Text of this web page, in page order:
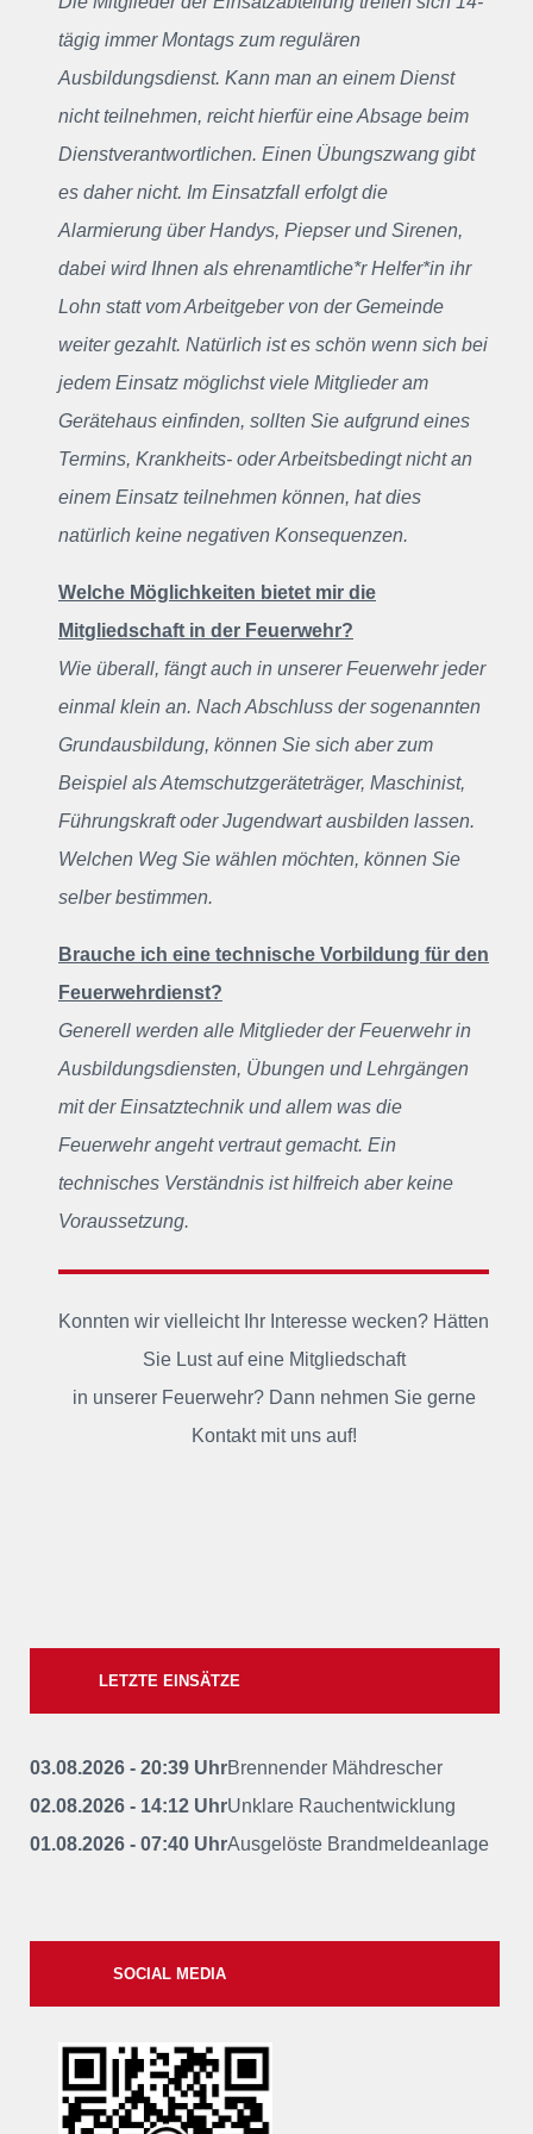
tägig immer Montags zum regulären
Ausbildungsdienst. Kann man an einem Dienst
nicht teilnehmen, reicht hierfür eine Absage beim
Dienstverantwortlichen. Einen Übungszwang gibt
es daher nicht. Im Einsatzfall erfolgt die
Alarmierung über Handys, Piepser und Sirenen,
dabei wird Ihnen als ehrenamtliche*r Helfer*in ihr
Lohn statt vom Arbeitgeber von der Gemeinde
weiter gezahlt. Natürlich ist es schön wenn sich bei
jedem Einsatz möglichst viele Mitglieder am
Gerätehaus einfinden, sollten Sie aufgrund eines
Termins, Krankheits- oder Arbeitsbedingt nicht an
einem Einsatz teilnehmen können, hat dies
natürlich keine negativen Konsequenzen.
Welche Möglichkeiten bietet mir die
Mitgliedschaft in der Feuerwehr?
Wie überall, fängt auch in unserer Feuerwehr jeder
einmal klein an. Nach Abschluss der sogenannten
Grundausbildung, können Sie sich aber zum
Beispiel als Atemschutzgeräteträger, Maschinist,
Führungskraft oder Jugendwart ausbilden lassen.
Welchen Weg Sie wählen möchten, können Sie
selber bestimmen.
Brauche ich eine technische Vorbildung für den
Feuerwehrdienst?
Generell werden alle Mitglieder der Feuerwehr in
Ausbildungsdiensten, Übungen und Lehrgängen
mit der Einsatztechnik und allem was die
Feuerwehr angeht vertraut gemacht. Ein
technisches Verständnis ist hilfreich aber keine
Voraussetzung.
Konnten wir vielleicht Ihr Interesse wecken? Hätten
Sie Lust auf eine Mitgliedschaft
in unserer Feuerwehr? Dann nehmen Sie gerne
Kontakt mit uns auf!
LETZTE EINSÄTZE
03.08.2026 - 20:39 UhrBrennender Mähdrescher
02.08.2026 - 14:12 UhrUnklare Rauchentwicklung
01.08.2026 - 07:40 UhrAusgelöste Brandmeldeanlage
SOCIAL MEDIA